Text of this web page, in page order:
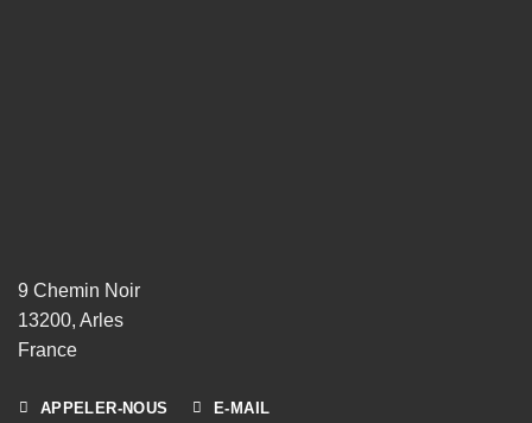
9 Chemin Noir
13200, Arles
France
APPELER-NOUS E-MAIL